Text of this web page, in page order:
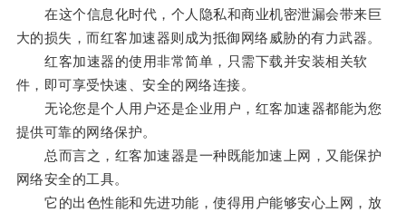
在这个信息化时代，个人隐私和商业机密泄漏会带来巨
大的损失，而红客加速器则成为抵御网络威胁的有力武器。
红客加速器的使用非常简单，只需下载并安装相关软
件，即可享受快速、安全的网络连接。
无论您是个人用户还是企业用户，红客加速器都能为您
提供可靠的网络保护。
总而言之，红客加速器是一种既能加速上网，又能保护
网络安全的工具。
它的出色性能和先进功能，使得用户能够安心上网，放